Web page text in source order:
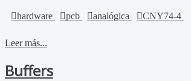
hardware pcb analógica CNY74-4
Leer más...
Buffers